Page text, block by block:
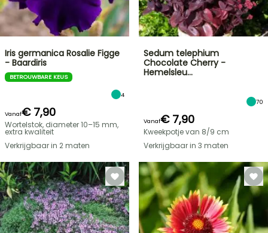
Iris germanica Rosalie Figge
- Baardiris
BETROUWBARE KEUS
4
Vanaf€ 7,90
Wortelstok, diameter 10–15 mm,
extra kwaliteit
Verkrijgbaar in 2 maten
Sedum telephium
Chocolate Cherry -
Hemelsleu…
70
Vanaf€ 7,90
Kweekpotje van 8/9 cm
Verkrijgbaar in 3 maten